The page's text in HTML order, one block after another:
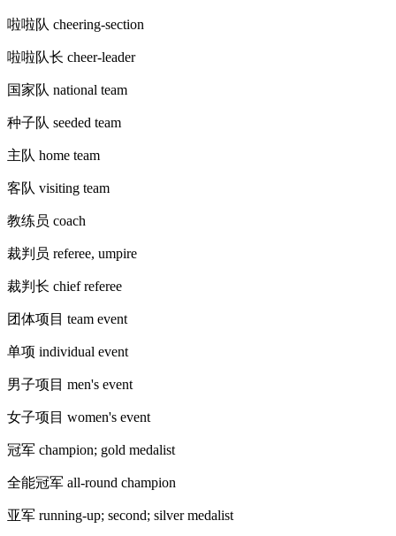
啦啦队 cheering-section
啦啦队长 cheer-leader
国家队 national team
种子队 seeded team
主队 home team
客队 visiting team
教练员 coach
裁判员 referee, umpire
裁判长 chief referee
团体项目 team event
单项 individual event
男子项目 men's event
女子项目 women's event
冠军 champion; gold medalist
全能冠军 all-round champion
亚军 running-up; second; silver medalist